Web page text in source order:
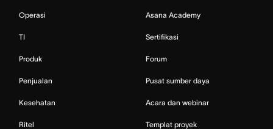
Operasi
TI
Produk
Penjualan
Kesehatan
Ritel
Asana Academy
Sertifikasi
Forum
Pusat sumber daya
Acara dan webinar
Templat proyek